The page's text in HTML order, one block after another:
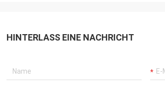
HINTERLASS EINE NACHRICHT